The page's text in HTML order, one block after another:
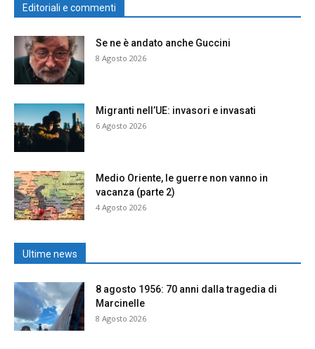
Editoriali e commenti
Se ne è andato anche Guccini
8 Agosto 2026
Migranti nell’UE: invasori e invasati
6 Agosto 2026
Medio Oriente, le guerre non vanno in
vacanza (parte 2)
4 Agosto 2026
Ultime news
8 agosto 1956: 70 anni dalla tragedia di
Marcinelle
8 Agosto 2026